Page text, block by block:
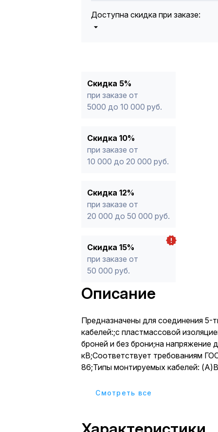
Доступна скидка при заказе:
* -Для заказов, состоящих
продукции, максимальная скидка
Скидка 5%
при заказе от
5000 до 10 000 руб.
Скидка 10%
при заказе от
10 000 до 20 000 руб.
Скидка 12%
при заказе от
20 000 до 50 000 руб.
Скидка 15%
при заказе от
50 000 руб.
Описание
Предназначены для соединения 5-
кабелей:;с пластмассовой
броней и без брони;на напряжение
кВ;Соответствует требованиям
86;Типы монтируемых кабелей:
(А)ПвБбШв,
качественную изоляцию мест
Cмотреть все